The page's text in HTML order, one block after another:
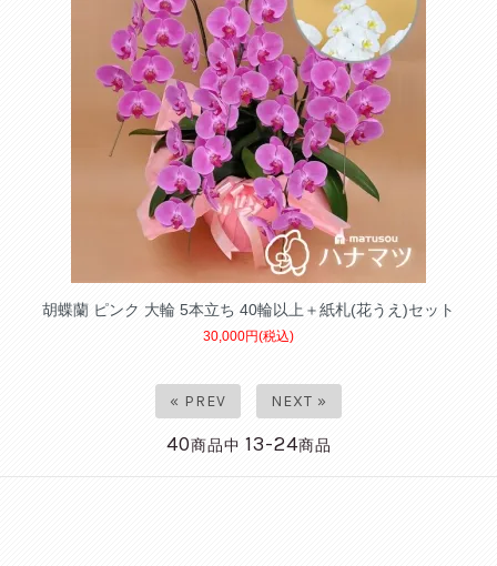
胡蝶蘭 ピンク 大輪 5本立ち 40輪以上＋紙札(花うえ)セット
30,000円(税込)
« PREV NEXT »
40商品中 13-24商品